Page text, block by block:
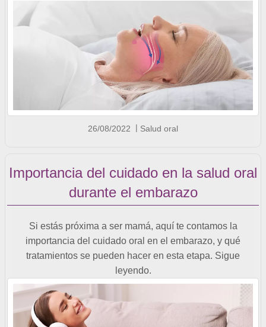
26/08/2022 Salud oral
Importancia del cuidado en la salud oral
durante el embarazo
Si estás próxima a ser mamá, aquí te contamos la
importancia del cuidado oral en el embarazo, y qué
tratamientos se pueden hacer en esta etapa. Sigue
leyendo.